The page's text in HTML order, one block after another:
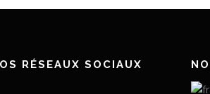
RÉSEAUX SOCIAUX